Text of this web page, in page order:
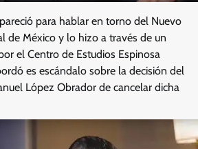
para hablar en torno del Nuevo
de México y lo hizo a través de un
el Centro de Estudios Espinosa
es escándalo sobre la decisión del
López Obrador de cancelar dicha